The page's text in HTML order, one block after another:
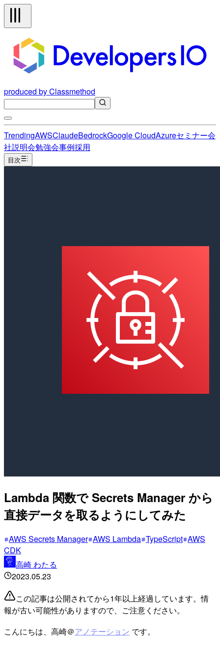
produced by Classmethod
TrendingAWSClaudeBedrockGoogle CloudAzureセミナー会
社説明会勉強会事例採用
目次
Lambda 関数で Secrets Manager から
直接データを取るようにしてみた
AWS Secrets Manager AWS Lambda TypeScript AWS
CDK
高崎 わたる
2023.05.23
この記事は公開されてから1年以上経過しています。情
報が古い可能性がありますので、ご注意ください。
こんにちは、高崎＠アノテーション です。